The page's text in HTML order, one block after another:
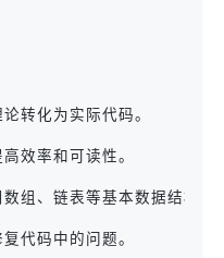
转化为实际代码。
效率和可读性。
组、链表等基本数据结构。
代码中的问题。